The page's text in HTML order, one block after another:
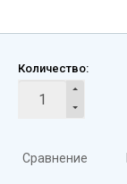
Количество:
Сравнение